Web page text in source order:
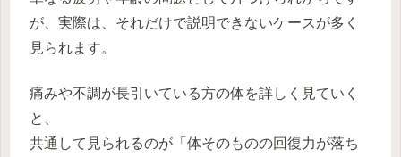
が、実際は、それだけで説明できないケースが多く
見られます。
痛みや不調が長引いている方の体を詳しく見ていく
と、
共通して見られるのが「体そのものの回復力が落ち